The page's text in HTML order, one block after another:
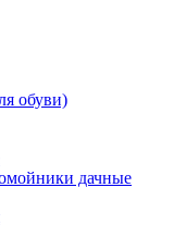
обуви)
дачные